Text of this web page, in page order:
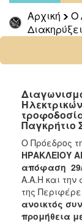
Αρχική
Ο
Αρχείο
2026
2024
2022
2021
2020
2019
2018
2017
2016
Παγκρήτιο
Ο Πρόεδρος
ΗΡΑΚΛΕΙΟΥ
απόφαση 29/
Α.Α.Η και
της
ανοικτός
προμήθεια